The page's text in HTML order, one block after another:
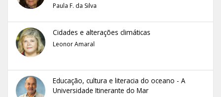
Paula F. da Silva
Cidades e alterações climáticas
Leonor Amaral
Educação, cultura e literacia do oceano - A
Universidade Itinerante do Mar